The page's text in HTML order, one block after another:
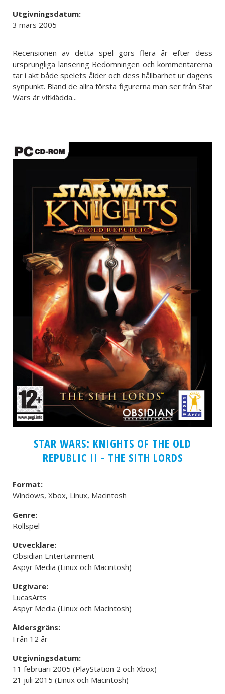
Utgivningsdatum:
3 mars 2005
Recensionen av detta spel görs flera år efter dess
ursprungliga lansering Bedömningen och kommentarerna
tar i akt både spelets ålder och dess hållbarhet ur dagens
synpunkt. Bland de allra första figurerna man ser från Star
Wars är vitklädda...
STAR WARS: KNIGHTS OF THE OLD
REPUBLIC II - THE SITH LORDS
Format:
Windows, Xbox, Linux, Macintosh
Genre:
Rollspel
Utvecklare:
Obsidian Entertainment
Aspyr Media (Linux och Macintosh)
Utgivare:
LucasArts
Aspyr Media (Linux och Macintosh)
Åldersgräns:
Från 12 år
Utgivningsdatum:
11 februari 2005 (PlayStation 2 och Xbox)
21 juli 2015 (Linux och Macintosh)